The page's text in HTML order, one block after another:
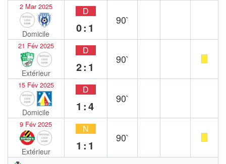
2 Mar 2025
Domicile
D
0:1
90`
21 Fév 2025
Extérieur
D
2:1
90`
15 Fév 2025
Domicile
D
1:4
90`
9 Fév 2025
Extérieur
N
1:1
90`